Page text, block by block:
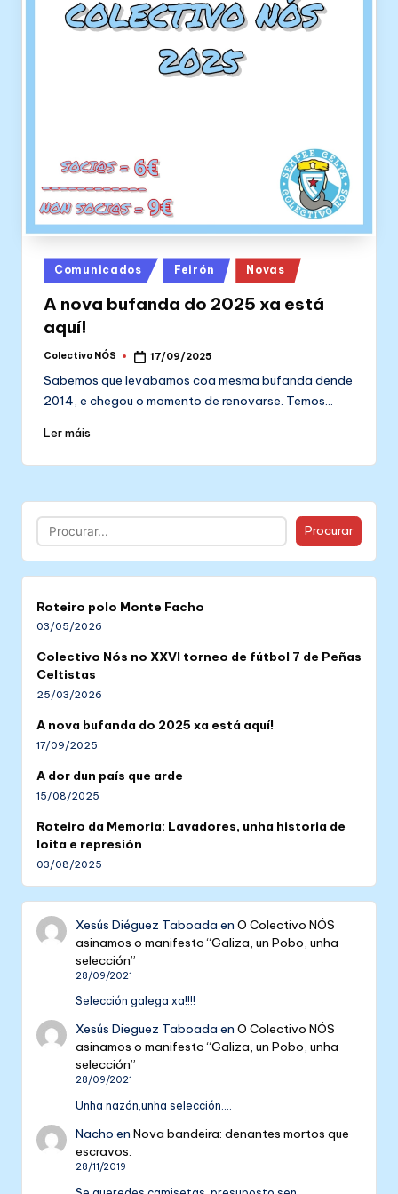
Posted
in
Comunicados Feirón Novas
A nova bufanda do 2025 xa está
aquí!
Posted
Colectivo NÓS 17/09/2025
Sabemos que levabamos coa mesma bufanda dende
2014, e chegou o momento de renovarse. Temos…
Ler máis
Buscar Procurar
Roteiro polo Monte Facho
03/05/2026
Colectivo Nós no XXVI torneo de fútbol 7 de Peñas
Celtistas
25/03/2026
A nova bufanda do 2025 xa está aquí!
17/09/2025
A dor dun país que arde
15/08/2025
Roteiro da Memoria: Lavadores, unha historia de
loita e represión
03/08/2025
Xesús Diéguez Taboada enO Colectivo NÓS
asinamos o manifesto “Galiza, un Pobo, unha
selección”
28/09/2021
Selección galega xa!!!!
Xesús Dieguez Taboada enO Colectivo NÓS
asinamos o manifesto “Galiza, un Pobo, unha
selección”
28/09/2021
Unha nazón,unha selección....
Nacho enNova bandeira: denantes mortos que
escravos.
28/11/2019